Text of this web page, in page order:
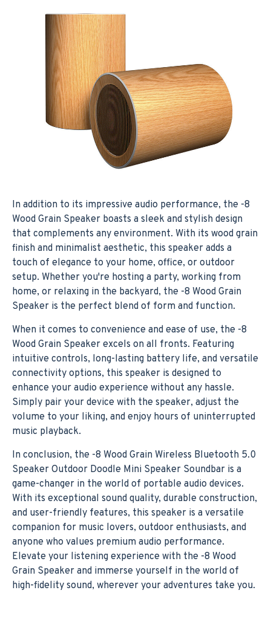
In addition to its impressive audio performance, the -8
Wood Grain Speaker boasts a sleek and stylish design
that complements any environment. With its wood grain
finish and minimalist aesthetic, this speaker adds a
touch of elegance to your home, office, or outdoor
setup. Whether you're hosting a party, working from
home, or relaxing in the backyard, the -8 Wood Grain
Speaker is the perfect blend of form and function.
When it comes to convenience and ease of use, the -8
Wood Grain Speaker excels on all fronts. Featuring
intuitive controls, long-lasting battery life, and versatile
connectivity options, this speaker is designed to
enhance your audio experience without any hassle.
Simply pair your device with the speaker, adjust the
volume to your liking, and enjoy hours of uninterrupted
music playback.
In conclusion, the -8 Wood Grain Wireless Bluetooth 5.0
Speaker Outdoor Doodle Mini Speaker Soundbar is a
game-changer in the world of portable audio devices.
With its exceptional sound quality, durable construction,
and user-friendly features, this speaker is a versatile
companion for music lovers, outdoor enthusiasts, and
anyone who values premium audio performance.
Elevate your listening experience with the -8 Wood
Grain Speaker and immerse yourself in the world of
high-fidelity sound, wherever your adventures take you.